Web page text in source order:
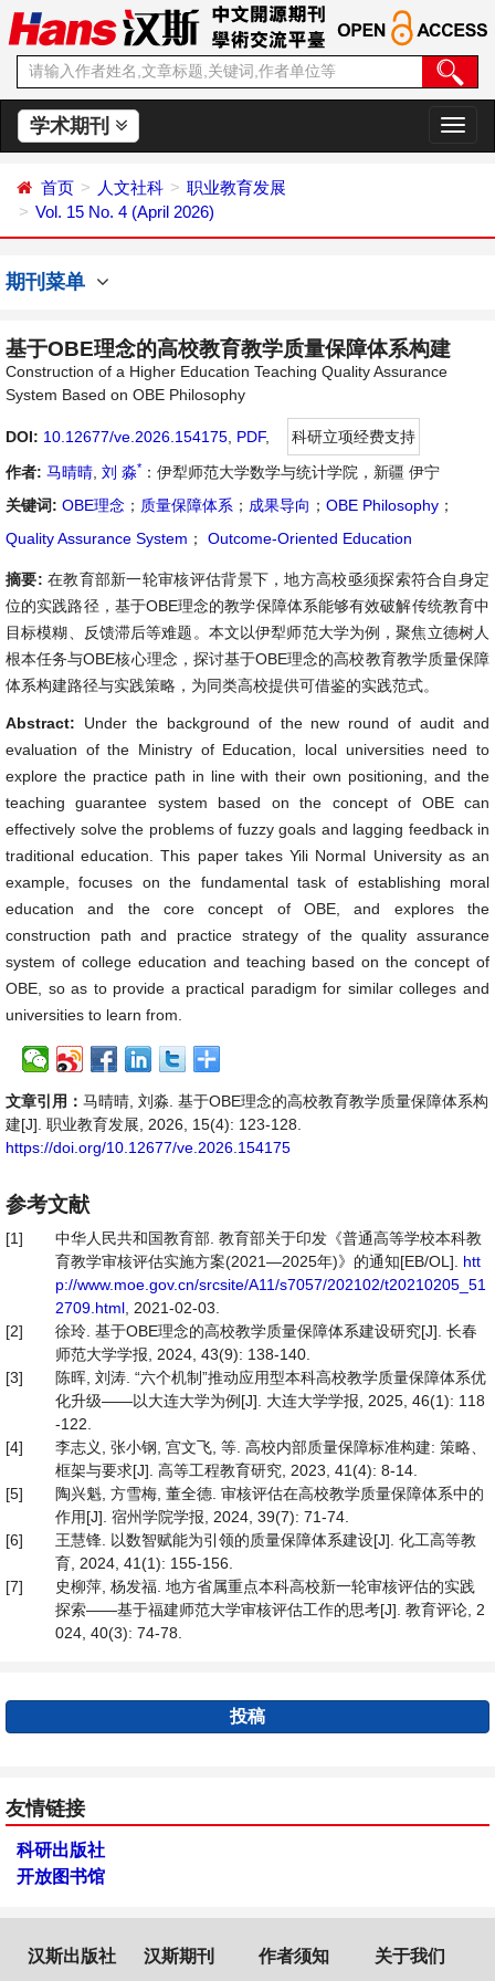
学术期刊
切
换
首页 人文社科
职业教育发展
Vol. 15 No. 4 (April 2026)
期刊菜单
基于OBE理念的高校教育教学质量保障体系构建
Construction of a Higher Education Teaching Quality Assurance
System Based on OBE Philosophy
DOI: 10.12677/ve.2026.154175 PDF,
科研立项经费支持
作者: 马晴晴 刘 淼* ：伊犁师范大学数学与统计学院，新疆 伊宁
关键词: OBE理念 ； 质量保障体系 ； 成果导向 ； OBE Philosophy ；
Quality Assurance System ； Outcome-Oriented Education
摘要: 在教育部新一轮审核评估背景下，地方高校亟须探索符合自身定
位的实践路径，基于OBE理念的教学保障体系能够有效破解传统教育中
目标模糊、反馈滞后等难题。本文以伊犁师范大学为例，聚焦立德树人
根本任务与OBE核心理念，探讨基于OBE理念的高校教育教学质量保障
体系构建路径与实践策略，为同类高校提供可借鉴的实践范式。
Abstract: Under the background of the new round of audit and
evaluation of the Ministry of Education, local universities need to
explore the practice path in line with their own positioning, and the
teaching guarantee system based on the concept of OBE can
effectively solve the problems of fuzzy goals and lagging feedback in
traditional education. This paper takes Yili Normal University as an
example, focuses on the fundamental task of establishing moral
education and the core concept of OBE, and explores the
construction path and practice strategy of the quality assurance
system of college education and teaching based on the concept of
OBE, so as to provide a practical paradigm for similar colleges and
universities to learn from.
文章引用： 马晴晴, 刘淼. 基于OBE理念的高校教育教学质量保障体系构
建[J]. 职业教育发展, 2026, 15(4): 123-128.
https://doi.org/10.12677/ve.2026.154175
参考文献
[1]
中华人民共和国教育部. 教育部关于印发《普通高等学校本科教
育教学审核评估实施方案(2021—2025年)》的通知[EB/OL]. htt
p://www.moe.gov.cn/srcsite/A11/s7057/202102/t20210205_51
2709.html , 2021-02-03.
[2]
徐玲. 基于OBE理念的高校教学质量保障体系建设研究[J]. 长春
师范大学学报, 2024, 43(9): 138-140.
[3]
陈晖, 刘涛. “六个机制”推动应用型本科高校教学质量保障体系优
化升级——以大连大学为例[J]. 大连大学学报, 2025, 46(1): 118
-122.
[4]
李志义, 张小钢, 宫文飞, 等. 高校内部质量保障标准构建: 策略、
框架与要求[J]. 高等工程教育研究, 2023, 41(4): 8-14.
[5]
陶兴魁, 方雪梅, 董全德. 审核评估在高校教学质量保障体系中的
作用[J]. 宿州学院学报, 2024, 39(7): 71-74.
[6]
王慧锋. 以数智赋能为引领的质量保障体系建设[J]. 化工高等教
育, 2024, 41(1): 155-156.
[7]
史柳萍, 杨发福. 地方省属重点本科高校新一轮审核评估的实践
探索——基于福建师范大学审核评估工作的思考[J]. 教育评论, 2
024, 40(3): 74-78.
投稿
友情链接
科研出版社
开放图书馆
汉斯出版社 汉斯期刊 作者须知 关于我们